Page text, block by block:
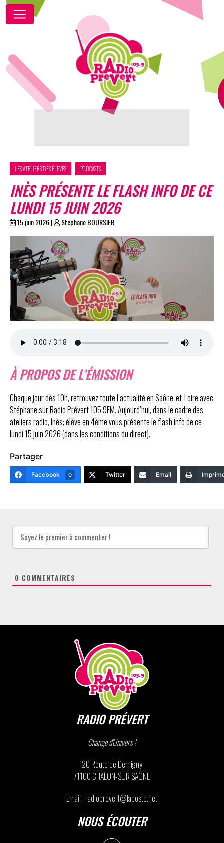
LES ATELIERS DES ÉLÈVES PODCASTS
INÈS PRÉSENTE LE FLASH INFO DE CE
LUNDI 15 JUIN 2026
15 juin 2026| Stéphane BOURSIER
À PROPOS DE L’ÉMISSION
Chaque jour dès 10h, retrouvez toute l’actualité en Saône-et-Loire avec
Stéphane sur Radio Prévert 105.9FM. Aujourd’hui, dans le cadre des
ateliers radio, Inès; élève en 4ème vous présente le flash info de ce
lundi 15 juin 2026 (dans les conditions du direct).
Partager
Facebook 0 Twitter Email
0 COMMENTAIRES
RADIO PRÉVERT
Change d'Univers !
20 Route de Demigny
71100 CHALON-SUR SAÔNE
Email : radioprevert@laposte.net
NOUS ÉCOUTER